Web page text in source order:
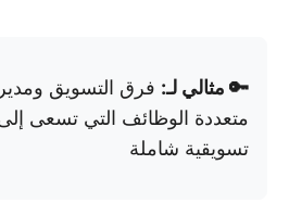
🔑 مثالي لـ: فرق التسويق
متعددة الوظائف التي تسعى
تسويقية شاملة